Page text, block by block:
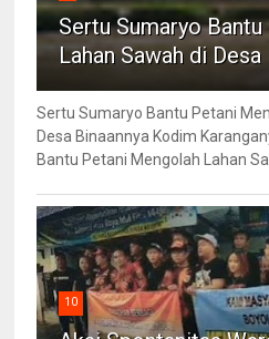
Sertu Sumaryo
Lahan Sawah di Desa
Sertu Sumaryo Bantu Petani
Desa Binaannya Kodim
Bantu Petani Mengolah Lahan
10